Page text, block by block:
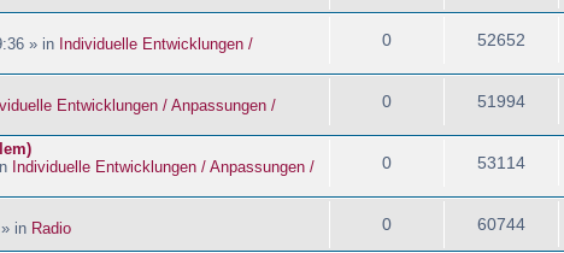
» in Individuelle Entwicklungen /
0 52652
Entwicklungen / Anpassungen /
0 51994
Individuelle Entwicklungen / Anpassungen /
0 53114
in Radio 0 60744